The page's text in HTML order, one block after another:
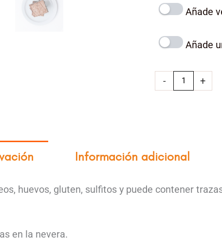
Añade
Añade
-
Brownie
de
+
Información adicional
huevos, gluten, sulfitos y puede contener
en la nevera.